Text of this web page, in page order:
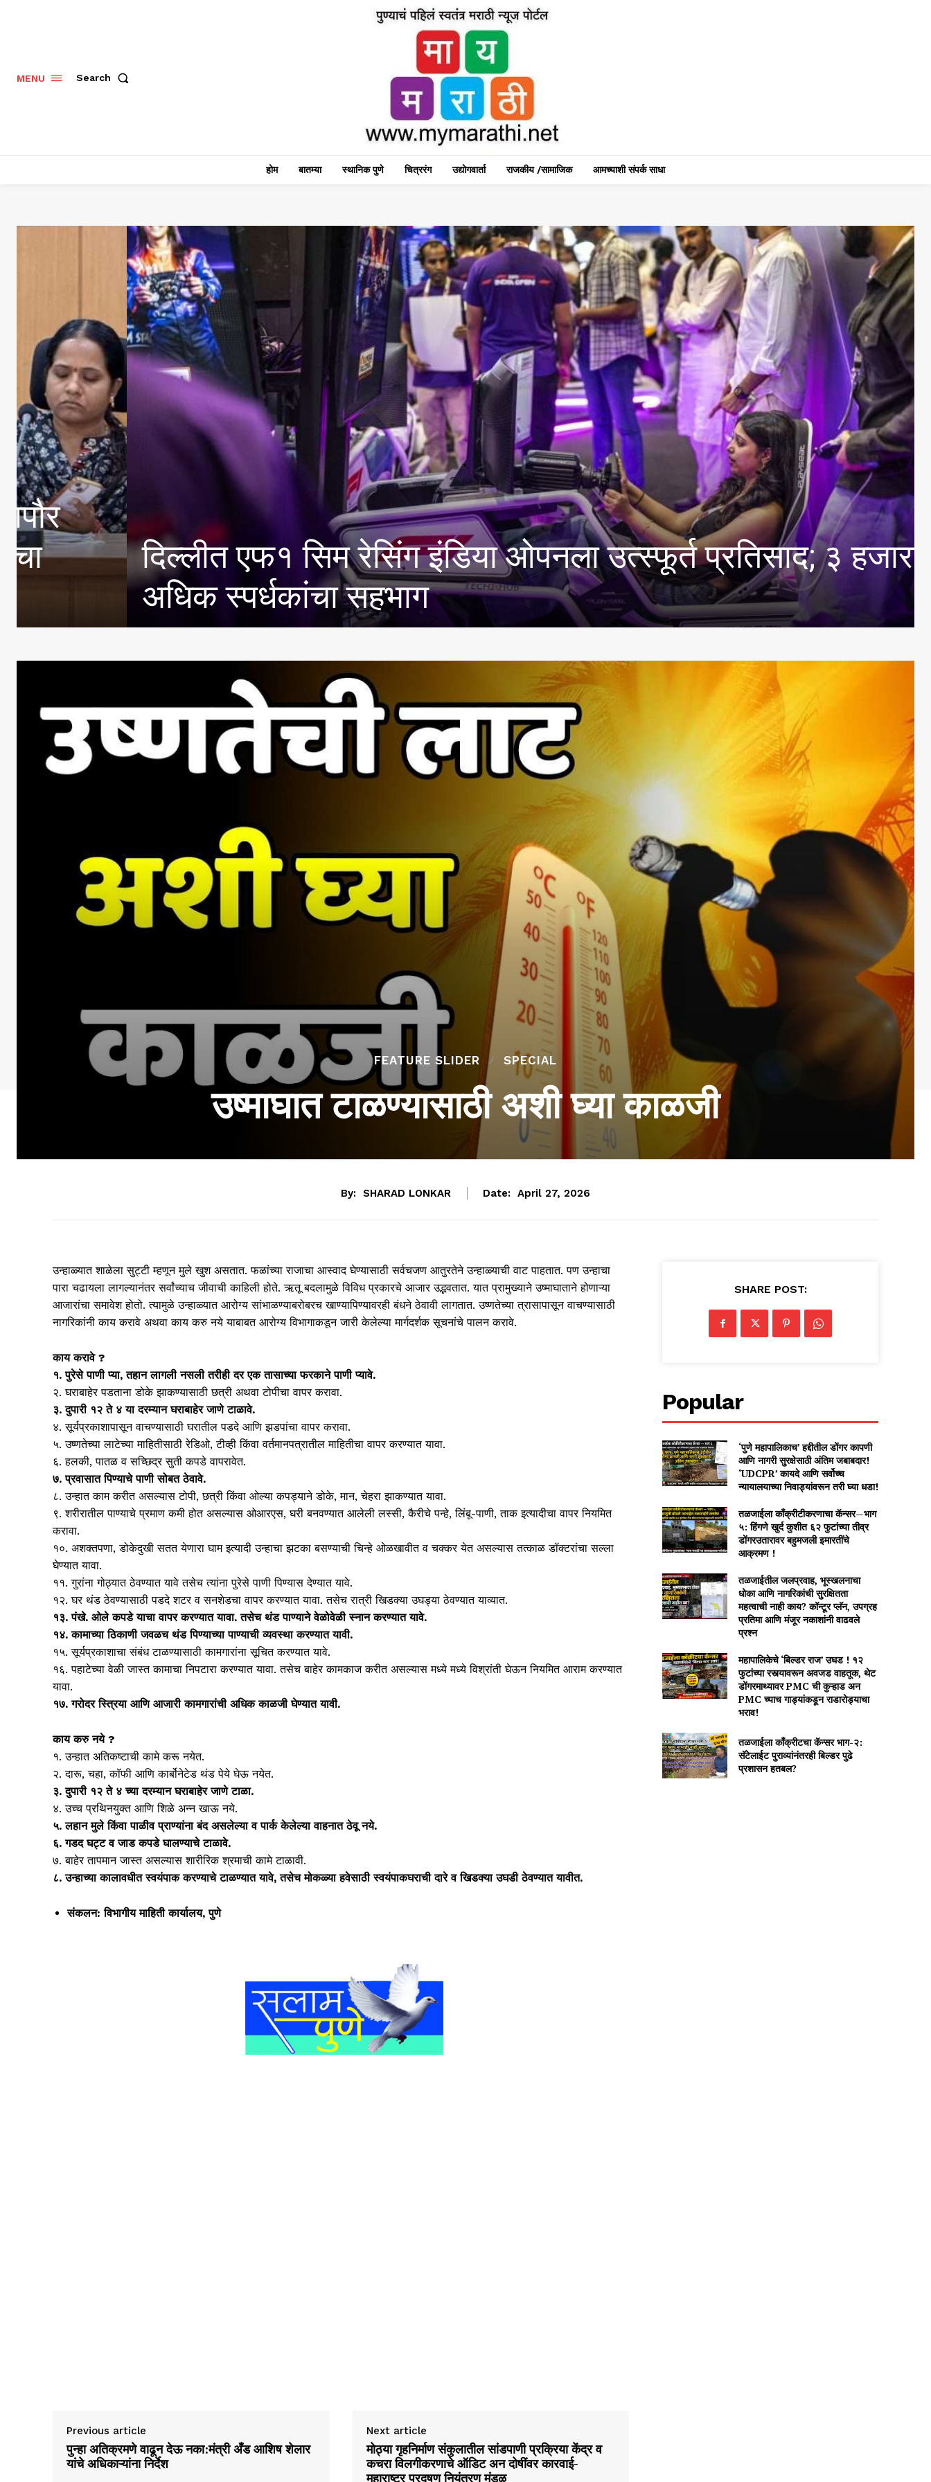
MENU Search
होम बातम्या स्थानिक पुणे चित्ररंग उद्योगवार्ता राजकीय /सामाजिक आमच्याशी संपर्क साधा
प्राचार्य डॉ.सुधाकरराव जाधवर करंडक राज्यस्तरीय
विविध गुणदर्शन तीन दिवसीय स्पर्धा पुण्यात
FEATURE SLIDER SPECIAL
उष्माघात टाळण्यासाठी अशी घ्या काळजी
By: SHARAD LONKAR Date: April 27, 2026
उन्हाळ्यात शाळेला सुट्टी म्हणून मुले खुश असतात. फळांच्या राजाचा आस्वाद घेण्यासाठी सर्वचजण आतुरतेने उन्हाळ्याची वाट पाहतात. पण उन्हाचा
पारा चढायला लागल्यानंतर सर्वांच्याच जीवाची काहिली होते. ऋतू बदलामुळे विविध प्रकारचे आजार उद्भवतात. यात प्रामुख्याने उष्माघाताने होणाऱ्या
आजारांचा समावेश होतो. त्यामुळे उन्हाळ्यात आरोग्य सांभाळण्याबरोबरच खाण्यापिण्यावरही बंधने ठेवावी लागतात. उष्णतेच्या त्रासापासून वाचण्यासाठी
नागरिकांनी काय करावे अथवा काय करु नये याबाबत आरोग्य विभागाकडून जारी केलेल्या मार्गदर्शक सूचनांचे पालन करावे.
काय करावे ?
१. पुरेसे पाणी प्या, तहान लागली नसली तरीही दर एक तासाच्या फरकाने पाणी प्यावे.
२. घराबाहेर पडताना डोके झाकण्यासाठी छत्री अथवा टोपीचा वापर करावा.
३. दुपारी १२ ते ४ या दरम्यान घराबाहेर जाणे टाळावे.
४. सूर्यप्रकाशापासून वाचण्यासाठी घरातील पडदे आणि झडपांचा वापर करावा.
५. उष्णतेच्या लाटेच्या माहितीसाठी रेडिओ, टीव्ही किंवा वर्तमानपत्रातील माहितीचा वापर करण्यात यावा.
६. हलकी, पातळ व सच्छिद्र सुती कपडे वापरावेत.
७. प्रवासात पिण्याचे पाणी सोबत ठेवावे.
८. उन्हात काम करीत असल्यास टोपी, छत्री किंवा ओल्या कपड्याने डोके, मान, चेहरा झाकण्यात यावा.
९. शरीरातील पाण्याचे प्रमाण कमी होत असल्यास ओआरएस, घरी बनवण्यात आलेली लस्सी, कैरीचे पन्हे, लिंबू-पाणी, ताक इत्यादीचा वापर नियमित
करावा.
१०. अशक्तपणा, डोकेदुखी सतत येणारा घाम इत्यादी उन्हाचा झटका बसण्याची चिन्हे ओळखावीत व चक्कर येत असल्यास तत्काळ डॉक्टरांचा सल्ला
घेण्यात यावा.
११. गुरांना गोठ्यात ठेवण्यात यावे तसेच त्यांना पुरेसे पाणी पिण्यास देण्यात यावे.
१२. घर थंड ठेवण्यासाठी पडदे शटर व सनशेडचा वापर करण्यात यावा. तसेच रात्री खिडक्या उघड्या ठेवण्यात याव्यात.
१३. पंखे. ओले कपडे याचा वापर करण्यात यावा. तसेच थंड पाण्याने वेळोवेळी स्नान करण्यात यावे.
१४. कामाच्या ठिकाणी जवळच थंड पिण्याच्या पाण्याची व्यवस्था करण्यात यावी.
१५. सूर्यप्रकाशाचा संबंध टाळण्यासाठी कामगारांना सूचित करण्यात यावे.
१६. पहाटेच्या वेळी जास्त कामाचा निपटारा करण्यात यावा. तसेच बाहेर कामकाज करीत असल्यास मध्ये मध्ये विश्रांती घेऊन नियमित आराम करण्यात
यावा.
१७. गरोदर स्त्रिया आणि आजारी कामगारांची अधिक काळजी घेण्यात यावी.
काय करु नये ?
१. उन्हात अतिकष्टाची कामे करू नयेत.
२. दारू, चहा, कॉफी आणि कार्बोनेटेड थंड पेये घेऊ नयेत.
३. दुपारी १२ ते ४ च्या दरम्यान घराबाहेर जाणे टाळा.
४. उच्च प्रथिनयुक्त आणि शिळे अन्न खाऊ नये.
५. लहान मुले किंवा पाळीव प्राण्यांना बंद असलेल्या व पार्क केलेल्या वाहनात ठेवू नये.
६. गडद घट्ट व जाड कपडे घालण्याचे टाळावे.
७. बाहेर तापमान जास्त असल्यास शारीरिक श्रमाची कामे टाळावी.
८. उन्हाच्या कालावधीत स्वयंपाक करण्याचे टाळण्यात यावे, तसेच मोकळ्या हवेसाठी स्वयंपाकघराची दारे व खिडक्या उघडी ठेवण्यात यावीत.
संकलन: विभागीय माहिती कार्यालय, पुणे
Previous article
पुन्हा अतिक्रमणे वाढून देऊ नका:मंत्री अँड आशिष शेलार
यांचे अधिकाऱ्यांना निर्देश
Next article
मोठ्या गृहनिर्माण संकुलातील सांडपाणी प्रक्रिया केंद्र व
कचरा विलगीकरणाचे ऑडिट अन दोषींवर कारवाई-
महाराष्ट्र प्रदूषण नियंत्रण मंडळ
SHARE POST:
Popular
‘पुणे महापालिकाच’ हद्दीतील डोंगर कापणी
आणि नागरी सुरक्षेसाठी अंतिम जबाबदार!
‘UDCPR’ कायदे आणि सर्वोच्च
न्यायालयाच्या निवाड्यांवरून तरी घ्या धडा!
तळजाईला काँक्रीटीकरणाचा कॅन्सर—भाग
५: हिंगणे खुर्द कुशीत ६२ फुटांच्या तीव्र
डोंगरउतारावर बहुमजली इमारतींचे
आक्रमण !
तळजाईतील जलप्रवाह, भूस्खलनाचा
धोका आणि नागरिकांची सुरक्षितता
महत्वाची नाही काय? कॉन्टूर प्लॅन, उपग्रह
प्रतिमा आणि मंजूर नकाशांनी वाढवले
प्रश्न
महापालिकेचे ‘बिल्डर राज’ उघड ! १२
फुटांच्या रस्त्यावरून अवजड वाहतूक, थेट
डोंगरमाथ्यावर PMC ची कुऱ्हाड अन
PMC च्याच गाड्यांकडून राडारोड्याचा
भराव!
तळजाईला कॉंक्रीटचा कॅन्सर भाग-२:
सॅटेलाईट पुराव्यांनंतरही बिल्डर पुढे
प्रशासन हतबल?